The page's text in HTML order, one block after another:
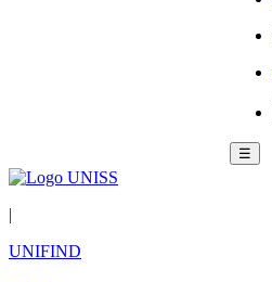
☰
|
UNIFIND